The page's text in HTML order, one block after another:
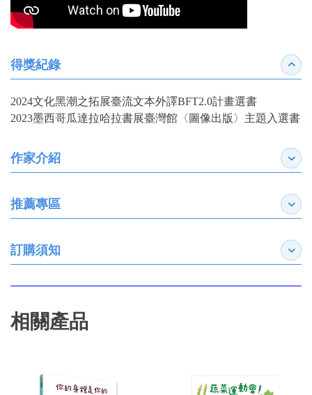
得獎紀錄 收合
2024文化黑潮之拓展臺流文本外譯BFT2.0計畫選書
2023墨西哥瓜達拉哈拉書展臺灣館〈圖像出版〉主題入選書
作家介紹 展開
推薦專區 展開
訂購須知 展開
相關產品